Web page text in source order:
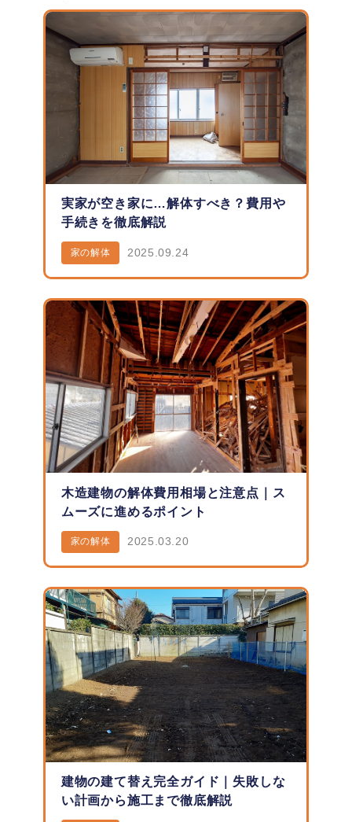
実家が空き家に…解体すべき？費用や
手続きを徹底解説
家の解体 2025.09.24
木造建物の解体費用相場と注意点｜ス
ムーズに進めるポイント
家の解体 2025.03.20
建物の建て替え完全ガイド｜失敗しな
い計画から施工まで徹底解説